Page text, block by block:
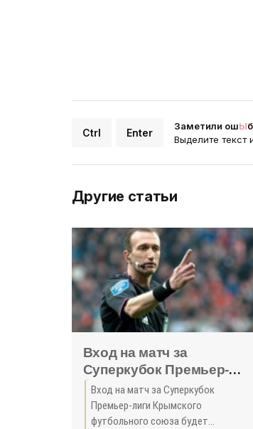
Ctrl Enter
Заметили ошЫ
Выделите текст
Другие статьи
Вход на матч за
Суперкубок Премьер-
лиги КФС будет
свободным - «Спорт»
Вход на матч за Суперкубок
Премьер-лиги Крымского
футбольного союза будет